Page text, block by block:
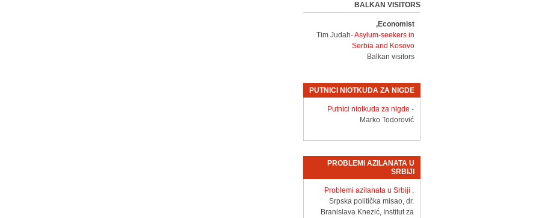
BALKAN VISITORS
Economist,
Tim Judah-Asylum-seekers in
Serbia and Kosovo
Balkan visitors
PUTNICI NIOTKUDA ZA NIGDE
Putnici niotkuda za nigde -
Marko Todorović
PROBLEMI AZILANATA U
SRBIJI
Problemi azilanata u Srbiji ,
Srpska politička misao, dr.
Branislava Knezić, Institut za